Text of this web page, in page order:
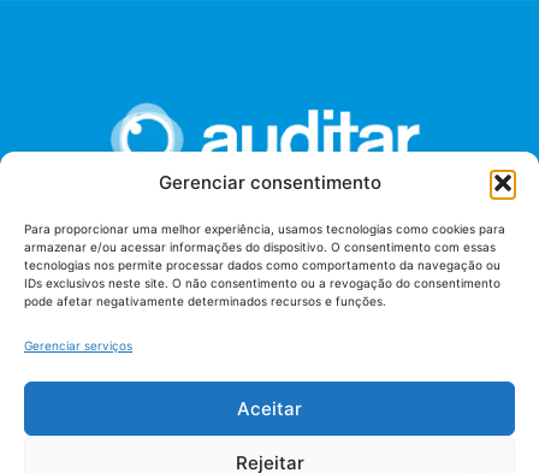
Gerenciar consentimento
Para proporcionar uma melhor experiência, usamos tecnologias como cookies para
armazenar e/ou acessar informações do dispositivo. O consentimento com essas
tecnologias nos permite processar dados como comportamento da navegação ou
IDs exclusivos neste site. O não consentimento ou a revogação do consentimento
pode afetar negativamente determinados recursos e funções.
Gerenciar serviços
Aceitar
Rejeitar
União dos Auditores Federais de Controle Externo -
AUDITAR
Setor de Administração Federal Sul (SAF/Sul), Qd. 04, Lt. 01
Tribunal de Contas da União (TCU), Subsolo, Sala S04
Termos de uso